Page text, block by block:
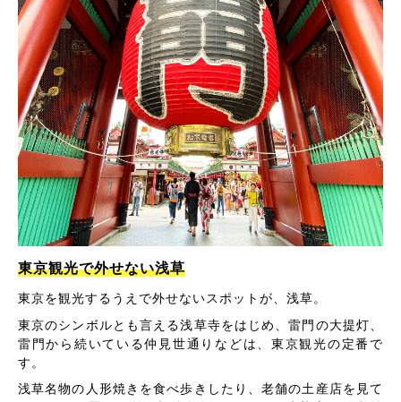
東京観光で外せない浅草
東京を観光するうえで外せないスポットが、浅草。
東京のシンボルとも言える浅草寺をはじめ、雷門の大提灯、
雷門から続いている仲見世通りなどは、東京観光の定番で
す。
浅草名物の人形焼きを食べ歩きしたり、老舗の土産店を見て